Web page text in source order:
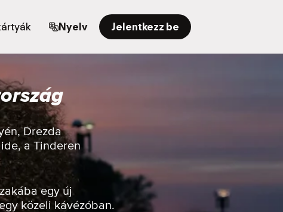
Nyelv Jelentkezz be
Drezda
a Tinderen
egy új
közeli kávézóban.